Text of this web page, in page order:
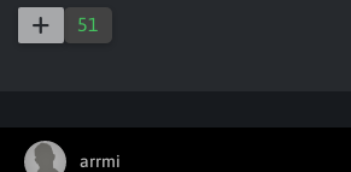
51
arrmi